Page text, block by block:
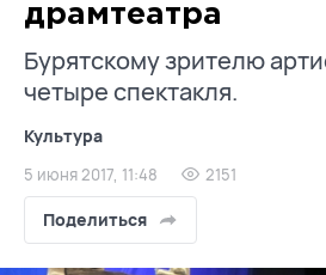
драмтеатра
Бурятскому зрителю
четыре спектакля.
Культура
5 июня 2017, 11:48 2151
Поделиться